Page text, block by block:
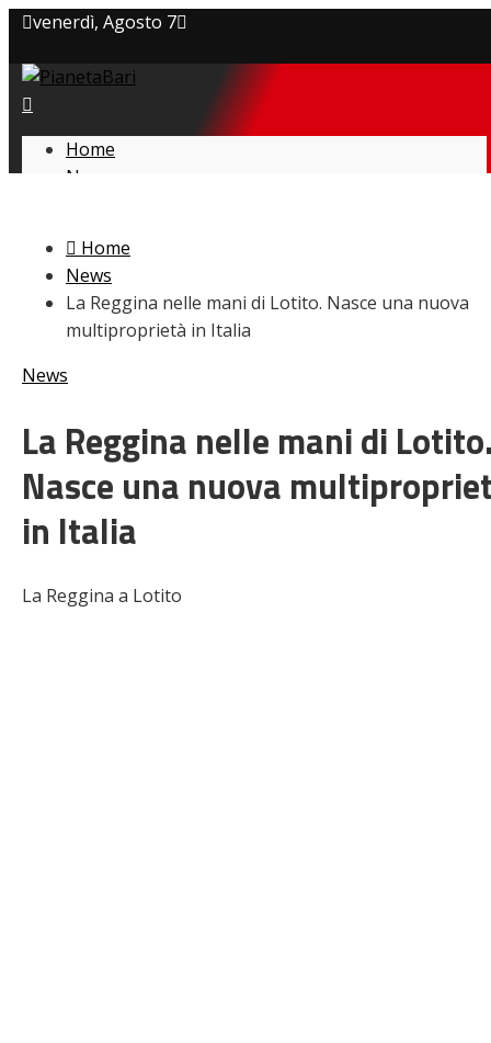
venerdì, Agosto 7
Privacy policy
Cookie Policy
Home
News
L’avversario
Giovanili
Le pagelle
Interviste
Focus
Serie B
Video
Home
News
La Reggina nelle mani di Lotito. Nasce una nuova
multiproprietà in Italia
News
La Reggina nelle mani di
Nasce una nuova
in Italia
La Reggina a Lotito